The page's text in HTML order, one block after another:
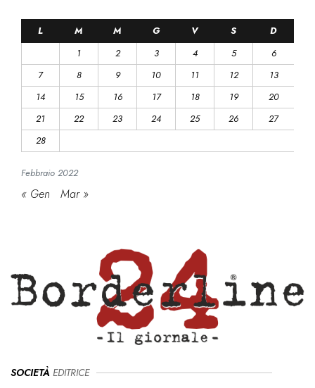
Febbraio 2022
L M M G V S
D
1
2 3 4 5
6
7
8 9 10 11 12
13
14
15 16 17 18 19
20
21
22 23 24 25 26
27
28
« Gen Mar »
SOCIETÀ EDITRICE